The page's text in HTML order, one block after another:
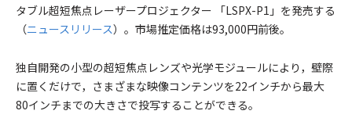
タブル超短焦点レーザープロジェクター 「LSPX-P1」を発売する
（ニュースリリース）。市場推定価格は93,000円前後。
独自開発の小型の超短焦点レンズや光学モジュールにより，壁際
に置くだけで，さまざまな映像コンテンツを22インチから最大
80インチまでの大きさで投写することができる。